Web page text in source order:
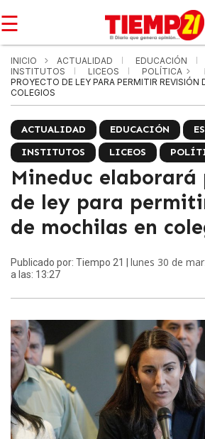
☰
INICIO ACTUALIDAD EDUCACIÓN
INSTITUTOS
LICEOS POLÍTICA
PROYECTO DE LEY PARA PERMITIR REVISIÓN
COLEGIOS
ACTUALIDAD EDUCACIÓN
INSTITUTOS
LICEOS
Mineduc elaborará
de ley para
de mochilas en
Publicado por: Tiempo 21 | lunes 30 de
a las: 13:27